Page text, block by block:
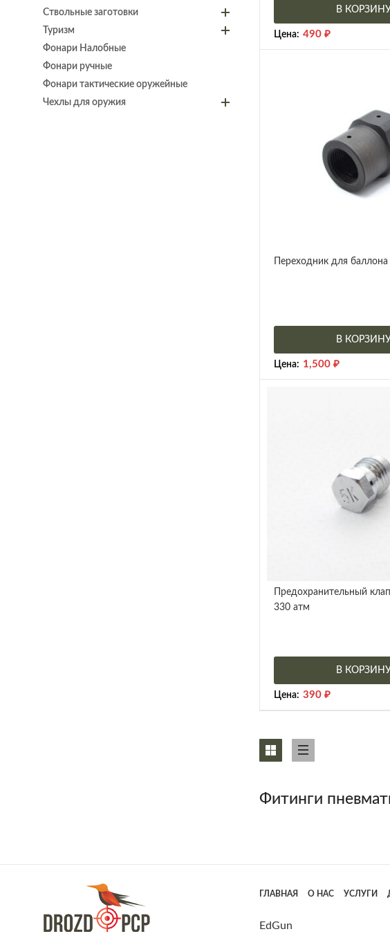
В
Цена: 490 ₽
Переходник для
В КОРЗИНУ
Цена: 1,500 ₽
Предохранительный
330 атм
В КОРЗИНУ
Цена: 390 ₽
Фитинги
Ствольные заготовки
Туризм
Фонари Налобные
Фонари ручные
Фонари тактические оружейные
Чехлы для оружия
ГЛАВНАЯ О НАС УСЛУГИ
EdGun